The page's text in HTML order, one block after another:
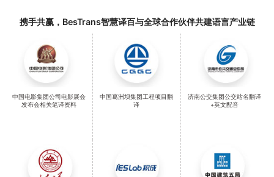
携手共赢，BesTrans智慧译百与全球合作伙伴共建语言产业链
中国电影集团公司电影展会
发布会相关笔译资料
中国葛洲坝集团工程项目翻
译
济南公交集团公交站名翻译
+英文配音